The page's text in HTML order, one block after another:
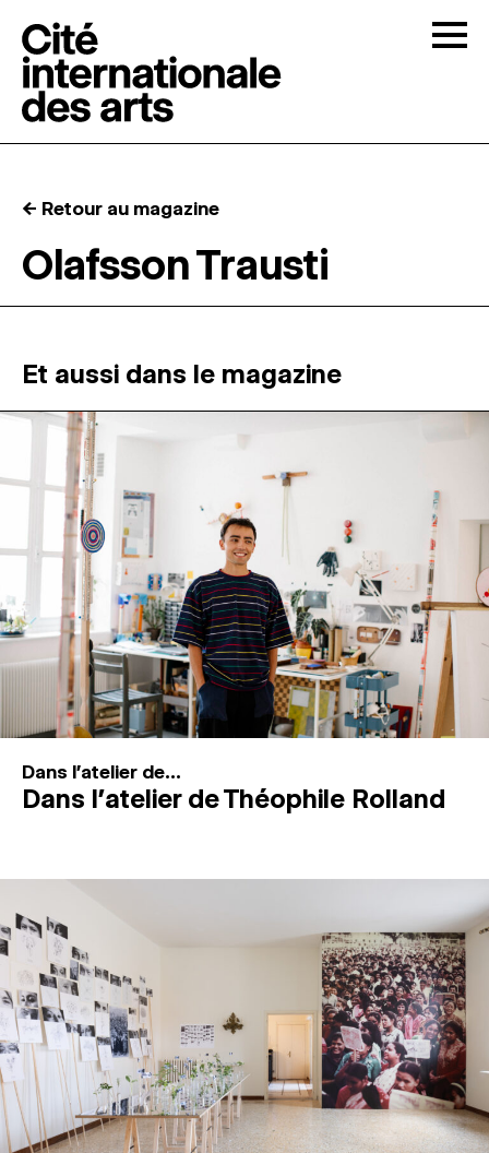
RÉSIDENCES ↓
ATELIERS OUVERTS
PROGRAMMATION
MAGAZINE
ESPACES DE PRATIQUE ARTISTIQUE ↓
Recherche
Connexion
← Retour au magazine
Olafsson Trausti
Et aussi dans le magazine
Dans l'atelier de...
Dans l’atelier de Théophile Rolland